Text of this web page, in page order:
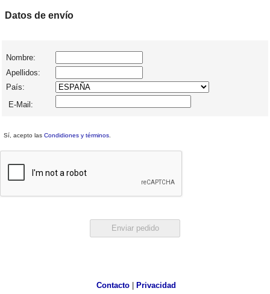
Datos de envío
Nombre:
Apellidos:
País:
E-Mail:
Sí, acepto las Condidiones y términos
Contacto| Privacidad